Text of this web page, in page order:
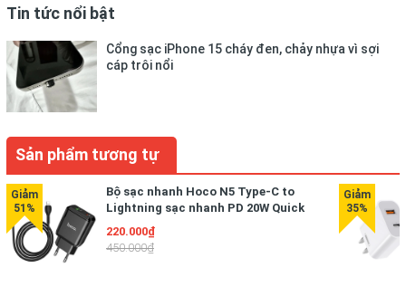
Sạc cực nhanh
Sạc mọi thiết bị USB tiêu chuẩn nhanh nhất có thể với
PowerIQ 2.0 - công nghệ độc quyền của Anker. Thiết bị
Tin tức nổi bật
Cổng sạc iPhone 15 cháy đen, chảy nhựa vì sợi
cáp trôi nổi
Sản phẩm tương tự
Bộ sạc nhanh Hoco N5 Type-C to
Lightning sạc nhanh PD 20W Quick
Chagre 3.0 dành cho iPhone/iPad ( kèm
cáp sạc 1m )
220.000₫
450.000₫